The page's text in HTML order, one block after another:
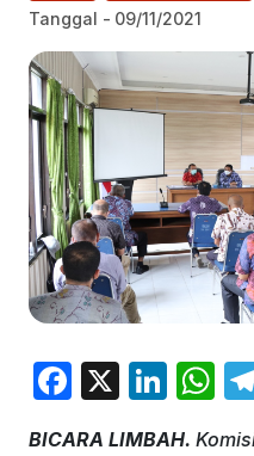
Tanggal - 09/11/2021
F
X
Li W
BICARA LIMBAH.